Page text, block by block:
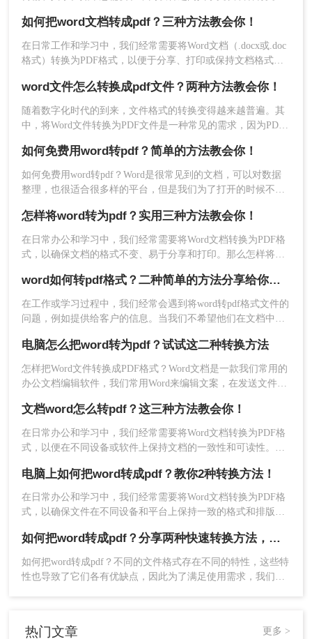
3、文档上传后点击开始转换。
以上就是电脑如何把word转pdf文件方法介绍了，无论您选择
哪种方法将Word文档转换为PDF文件，都非常简单易行。希望
本文能够帮助您解决文档转换的问题。
两种方法把Word文档转换成PDF。
如何把word文档转成pdf？三种方法教会你！
在日常工作和学习中，我们经常需要将Word文档（.docx或.doc
格式）转换为PDF格式，以便于分享、打印或保持文档格式的
打印的特性而备受欢迎。那么如何把word文档转成pdf呢？以下
是一些常用的方法，可以帮助你轻松将Word文档转换成PDF格
式。
word文件怎么转换成pdf文件？两种方法教会你！
随着数字化时代的到来，文件格式的转换变得越来越普遍。其
中，将Word文件转换为PDF文件是一种常见的需求，因为PDF
享、存档和打印。本文将详细介绍word文件怎么转换成pdf文件
方法。
如何免费用word转pdf？简单的方法教会你！
如何免费用word转pdf？Word是很常见到的文档，可以对数据
整理，也很适合很多样的平台，但是我们为了打开的时候不会
有点还有兼容性强，给整理了三种免费方法，阅读起来也很快
速，还可以跨多种设备来进行传送，赶紧来一起学习吧!快快收
藏吧，更多精彩不容错过！
怎样将word转为pdf？实用三种方法教会你！
在日常办公和学习中，我们经常需要将Word文档转换为PDF格
式，以确保文档的格式不变、易于分享和打印。那么怎样将
法，帮助你轻松完成格式转换。
word如何转pdf格式？二种简单的方法分享给你！精准高效！
在工作或学习过程中，我们经常会遇到将word转pdf格式文件的
问题，例如提供给客户的信息。当我们不希望他们在文档中进
么，word如何转pdf格式呢？下面就来教会大家。
电脑怎么把word转为pdf？试试这二种转换方法
怎样把Word文件转换成PDF格式？Word文档是一款我们常用的
办公文档编辑软件，我们常用Word来编辑文案，在发送文件之
合传阅，因此，那么电脑怎么把word转为pdf？我会有一个非常
有效的办法，来看一下word转pdf具体步骤。
文档word怎么转pdf？这三种方法教会你！
在日常办公和学习中，我们经常需要将Word文档转换为PDF格
式，以便在不同设备或软件上保持文档的一致性和可读性。
用。那么文档word怎么转pdf呢？下面将介绍三种将Word文档
转换为PDF格式的方法，帮助您轻松实现格式转换。
电脑上如何把word转成pdf？教你2种转换方法！
在日常办公和学习中，我们经常需要将Word文档转换为PDF格
式，以确保文件在不同设备和平台上保持一致的格式和排版。
Word转为PDF的方法。
如何把word转成pdf？分享两种快速转换方法，效率翻倍！
如何把word转成pdf？不同的文件格式存在不同的特性，这些特
性也导致了它们各有优缺点，因此为了满足使用需求，我们可
热门文章 更多 >